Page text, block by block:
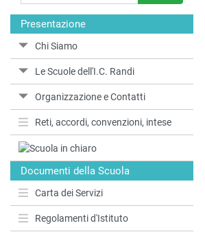
Presentazione
Chi Siamo
Le Scuole dell'I.C. Randi
Organizzazione e Contatti
Reti, accordi, convenzioni, intese
Documenti della Scuola
Carta dei Servizi
Regolamenti d'Istituto